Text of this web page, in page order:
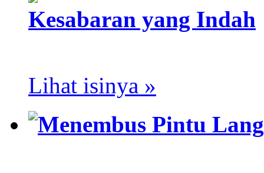
Kesabaran yang Indah
Lihat isinya »
Menembus Pintu